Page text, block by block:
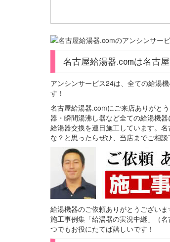
名古屋給湯器.comは名古
アンシンサービス24は、全ての給湯
す！
名古屋給湯器.comにご来店ありがと
器・瞬間湯沸し器など全ての給湯機
給湯器交換を連日施工しています。
な？と思ったらぜひ、当店までご相談
給湯機器のご依頼ありがとうござい
施工事例集「給湯器の実況中継」（
つでもお役にたてば嬉しいです！